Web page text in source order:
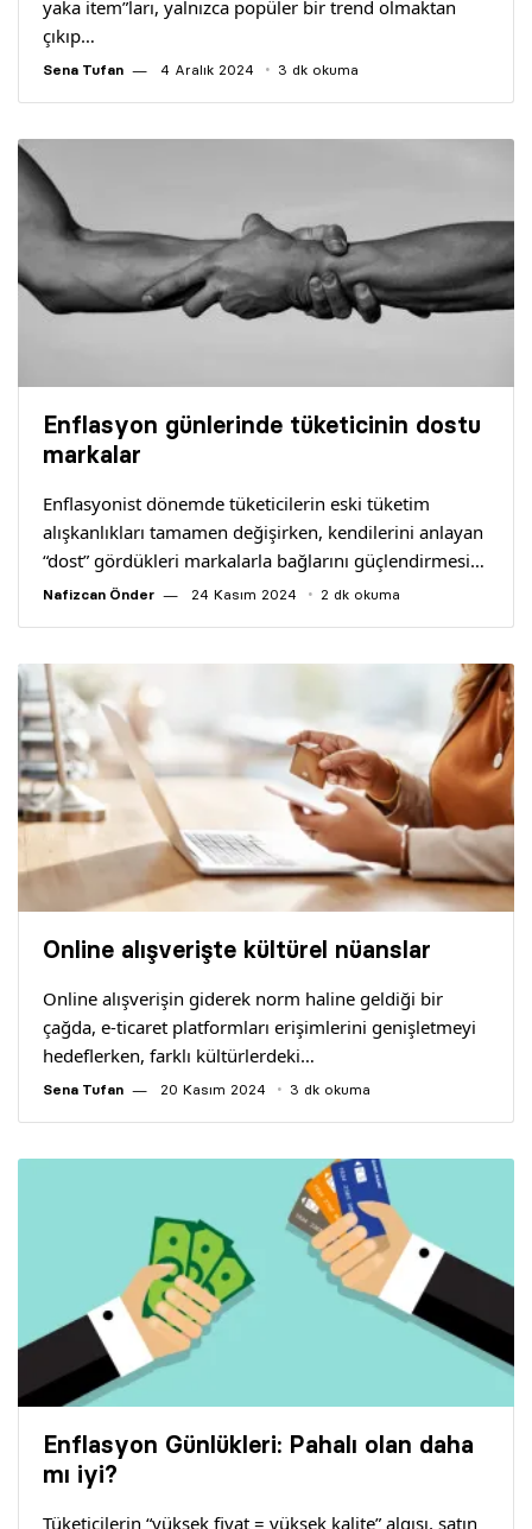
yaka item”ları, yalnızca popüler bir trend olmaktan
çıkıp…
Sena Tufan 4 Aralık 2024 3 dk okuma
Enflasyon günlerinde tüketicinin dostu
markalar
Enflasyonist dönemde tüketicilerin eski tüketim
alışkanlıkları tamamen değişirken, kendilerini anlayan
“dost” gördükleri markalarla bağlarını güçlendirmesi…
Nafizcan Önder 24 Kasım 2024 2 dk okuma
Online alışverişte kültürel nüanslar
Online alışverişin giderek norm haline geldiği bir
çağda, e-ticaret platformları erişimlerini genişletmeyi
hedeflerken, farklı kültürlerdeki…
Sena Tufan 20 Kasım 2024 3 dk okuma
Enflasyon Günlükleri: Pahalı olan daha
mı iyi?
Tüketicilerin “yüksek fiyat = yüksek kalite” algısı, satın